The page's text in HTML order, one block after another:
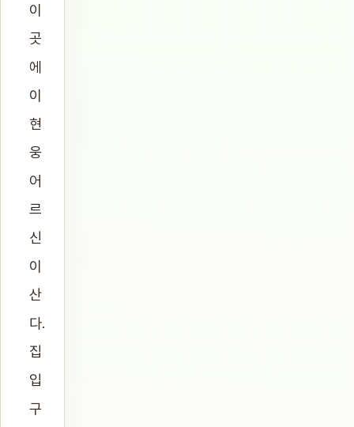
이
곳
에
이
현
웅
어
르
신
이
산
다.
집
입
구